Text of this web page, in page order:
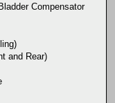
Compensator
and Rear)